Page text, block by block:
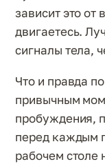
зависит это от
двигаетесь.
сигналы тела,
Что и правда
привычным
пробуждения,
перед каждым
рабочем столе